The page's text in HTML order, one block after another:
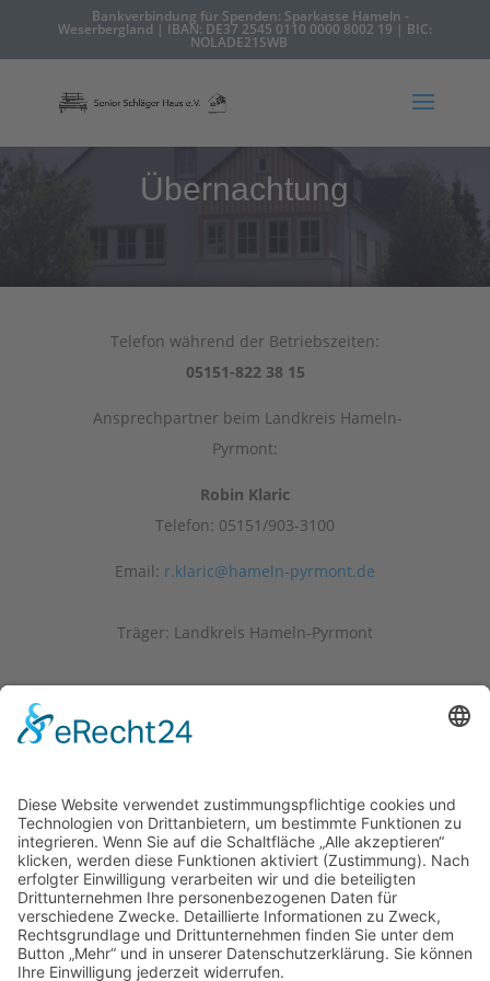
Bankverbindung für Spenden: Sparkasse Hameln -
Weserbergland | IBAN: DE37 2545 0110 0000 8002 19 | BIC:
NOLADE21SWB
Übernachtung
Telefon während der Betriebszeiten:
05151-822 38 15
Ansprechpartner beim Landkreis Hameln-
Pyrmont:
Robin Klaric
Telefon: 05151/903-3100
Email: r.klaric@hameln-pyrmont.de
Träger: Landkreis Hameln-Pyrmont